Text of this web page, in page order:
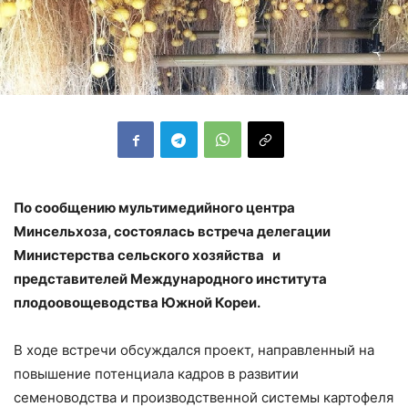
По сообщению мультимедийного центра
Минсельхоза, состоялась встреча делегации
Министерства сельского хозяйства и
представителей Международного института
плодоовощеводства Южной Кореи.
В ходе встречи обсуждался проект, направленный на
повышение потенциала кадров в развитии
семеноводства и производственной системы картофеля